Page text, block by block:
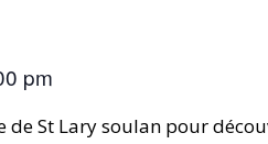
pm
de St Lary soulan pour